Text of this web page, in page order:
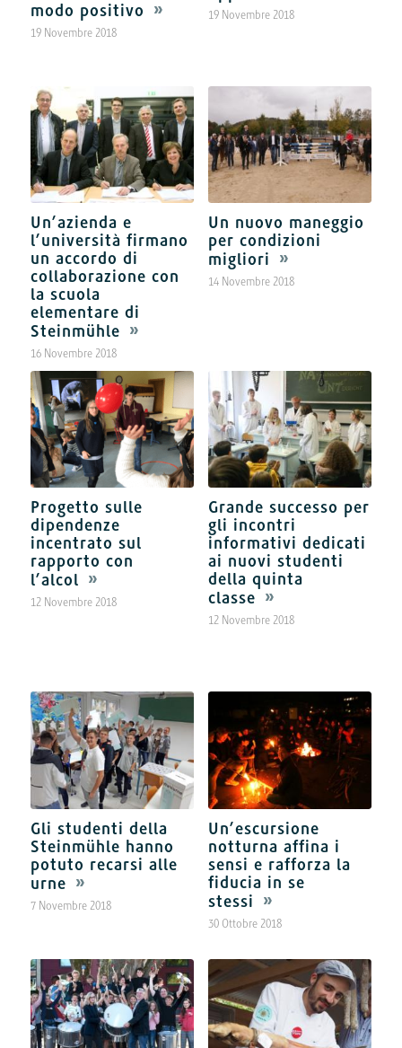
modo positivo
19 Novembre 2018
19 Novembre 2018
Un’azienda e
l’università firmano
un accordo di
collaborazione con
la scuola
elementare di
Steinmühle
16 Novembre 2018
Un nuovo maneggio
per condizioni
migliori
14 Novembre 2018
Progetto sulle
dipendenze
incentrato sul
rapporto con
l’alcol
12 Novembre 2018
Grande successo per
gli incontri
informativi dedicati
ai nuovi studenti
della quinta
classe
12 Novembre 2018
Gli studenti della
Steinmühle hanno
potuto recarsi alle
urne
7 Novembre 2018
Un’escursione
notturna affina i
sensi e rafforza la
fiducia in se
stessi
30 Ottobre 2018